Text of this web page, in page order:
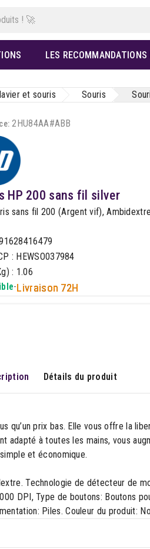
LES RECOMMANDATIONS
et souris Souris
2HU84AA#ABB
HP 200 sans fil silver
sans fil 200 (Argent vif),
: HEWSO037984
: 1.06
-Livraison 72H
Détails du produit
qu’un prix bas. Elle vous offre la
adapté à toutes les mains, vous
et économique.
Technologie de détecteur de
DPI, Type de boutons: Boutons
Piles. Couleur du produit: